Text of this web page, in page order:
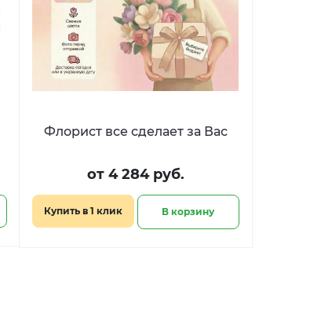
Флорист все сделает за Вас
от 4 284 руб.
Купить в 1 клик В корзину